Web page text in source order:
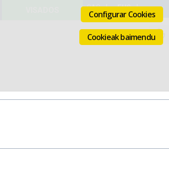
Configurar Cookies
Cookieak baimendu